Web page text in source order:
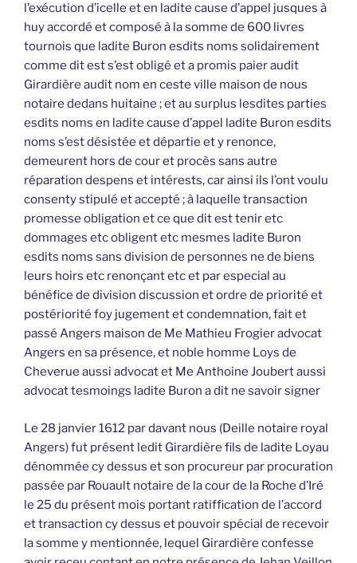
l’exécution d’icelle et en ladite cause d’appel jusques à
huy accordé et composé à la somme de 600 livres
tournois que ladite Buron esdits noms solidairement
comme dit est s’est obligé et a promis paier audit
Girardière audit nom en ceste ville maison de nous
notaire dedans huitaine ; et au surplus lesdites parties
esdits noms en ladite cause d’appel ladite Buron esdits
noms s’est désistée et départie et y renonce,
demeurent hors de cour et procès sans autre
réparation despens et intérests, car ainsi ils l’ont voulu
consenty stipulé et accepté ; à laquelle transaction
promesse obligation et ce que dit est tenir etc
dommages etc obligent etc mesmes ladite Buron
esdits noms sans division de personnes ne de biens
leurs hoirs etc renonçant etc et par especial au
bénéfice de division discussion et ordre de priorité et
postériorité foy jugement et condemnation, fait et
passé Angers maison de Me Mathieu Frogier advocat
Angers en sa présence, et noble homme Loys de
Cheverue aussi advocat et Me Anthoine Joubert aussi
advocat tesmoings ladite Buron a dit ne savoir signer
Le 28 janvier 1612 par davant nous (Deille notaire royal
Angers) fut présent ledit Girardière fils de ladite Loyau
dénommée cy dessus et son procureur par procuration
passée par Rouault notaire de la cour de la Roche d’Iré
le 25 du présent mois portant ratiffication de l’accord
et transaction cy dessus et pouvoir spécial de recevoir
la somme y mentionnée, lequel Girardière confesse